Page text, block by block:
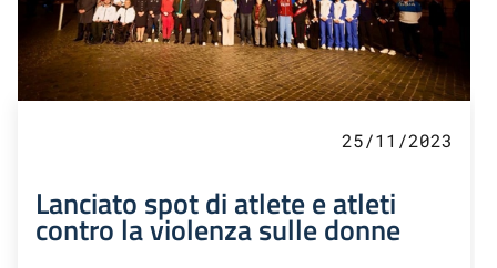
25/11/2023
Lanciato spot di atlete e atleti
contro la violenza sulle donne